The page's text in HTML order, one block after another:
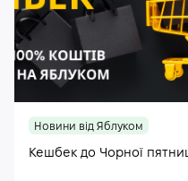
Новини від Яблуком
Кешбек до Чорної